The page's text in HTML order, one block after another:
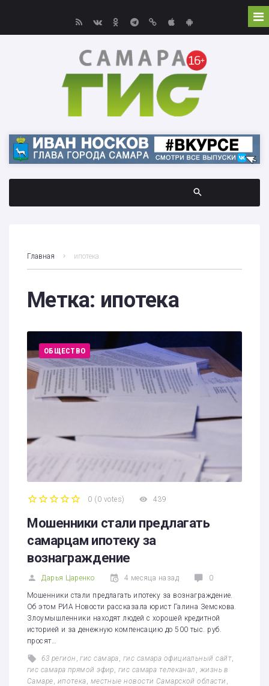
Главная ипотека
Метка: ипотека
ОБЩЕСТВО
0 (0 votes) 439
Мошенники стали предлагать
самарцам ипотеку за
вознаграждение
Дарья Царенко 4 месяца назад 0
Мошенники стали предлагать ипотеку за вознаграждение.
Об этом РИА Новости рассказала юрист Галина Земскова.
Злоумышленники находят людей с хорошей кредитной
историей и за денежную компенсацию до 500 тыс. руб.
просят…
63 регион ,гис самара гис самара официальный сайт,
гис самара прямой эфир гис самара телеканал
жизнь в
Самаре ипотека местные новости Самарской области